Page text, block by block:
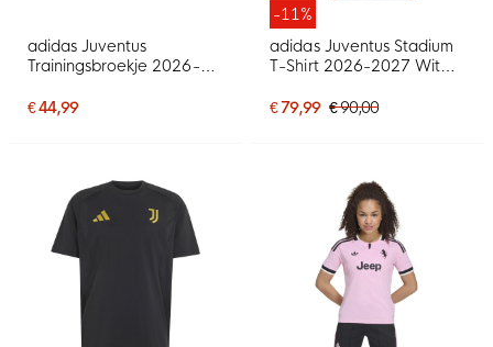
adidas Juventus
Trainingsbroekje 2026-
€ 44,99
-11%
adidas Juventus Stadium
T-Shirt 2026-2027 Wit
€ 79,99 € 90,00